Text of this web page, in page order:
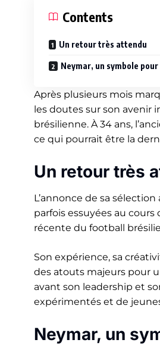
Contents
Un retour très attendu
Neymar, un symbole pour
Après plusieurs mois
les doutes sur son avenir
brésilienne. À 34 ans,
ce qui pourrait être la
Un retour très
L’annonce de sa
parfois essuyées au cours
récente du football
Son expérience, sa
des atouts majeurs pour
avant son leadership et
expérimentés et de
Neymar, un